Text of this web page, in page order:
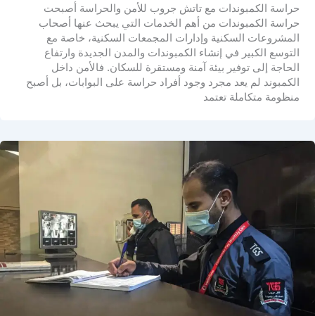
حراسة الكمبوندات مع تاتش جروب للأمن والحراسة أصبحت
حراسة الكمبوندات من أهم الخدمات التي يبحث عنها أصحاب
المشروعات السكنية وإدارات المجمعات السكنية، خاصة مع
التوسع الكبير في إنشاء الكمبوندات والمدن الجديدة وارتفاع
الحاجة إلى توفير بيئة آمنة ومستقرة للسكان. فالأمن داخل
الكمبوند لم يعد مجرد وجود أفراد حراسة على البوابات، بل أصبح
منظومة متكاملة تعتمد